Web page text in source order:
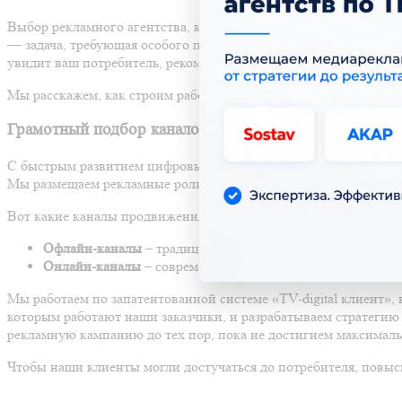
Выбор рекламного агентства, которое поможет вам донести
— задача, требующая особого подхода. Если вы в поисках
увидит ваш потребитель, рекомендуем продолжить чтение.
Мы расскажем, как строим работу в агентстве «Формула
Грамотный подбор каналов продвижения — точное
С быстрым развитием цифровых технологий и изменчивой
Мы размещаем рекламные ролики как в офлайне, так и в
Вот какие каналы продвижения мы используем:
Офлайн-каналы – традиционные средства трансляции
Онлайн-каналы – современные методы передачи
Мы работаем по запатентованной системе «TV-digital
которым работают наши заказчики, и разрабатываем
рекламную кампанию до тех пор, пока не достигнем
Чтобы наши клиенты могли достучаться до потребителя,